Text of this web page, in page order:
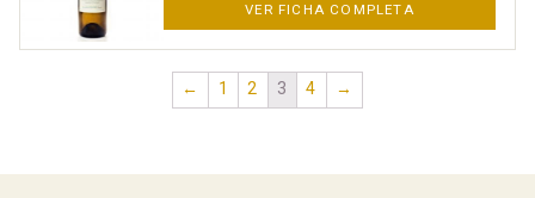
VER FICHA COMPLETA
← 1 2 3 4 →